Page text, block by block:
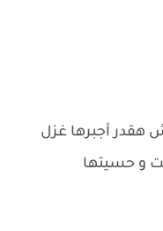
أجبرها غزل
و حسيتها